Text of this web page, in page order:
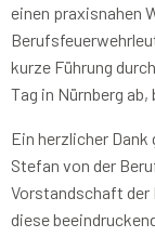
einen praxisnahen
kurze Führung
Tag in Nürnberg
Ein herzlicher Dank
Stefan von der
Vorstandschaft der
diese